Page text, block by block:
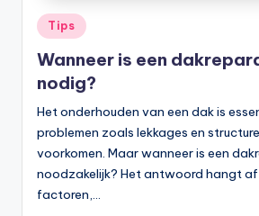
Tips
Wanneer is een
nodig?
Het onderhouden van een dak is
problemen zoals lekkages en
voorkomen. Maar wanneer is een
noodzakelijk? Het antwoord hangt
factoren,…